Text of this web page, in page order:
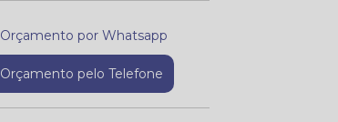
Orçamento por Whatsapp
Orçamento pelo Telefone